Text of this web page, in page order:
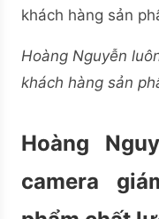
Hoàng Nguyễn
khách hàng sản
Hoàng
camera